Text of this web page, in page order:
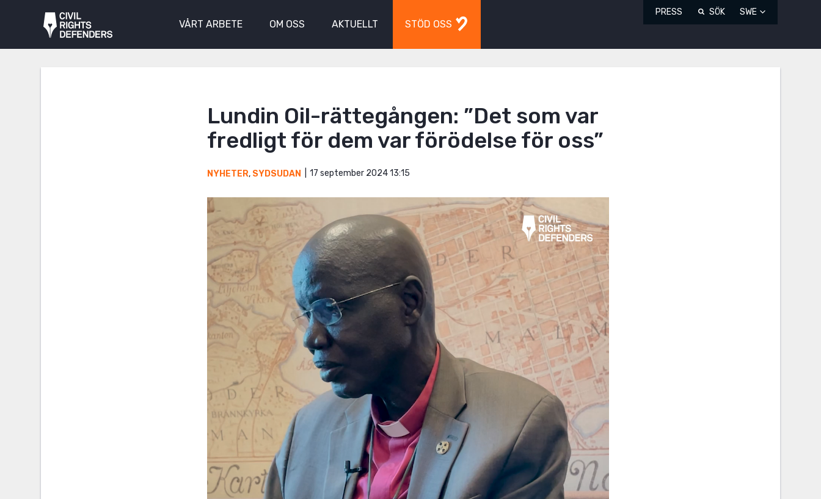
VÅRT ARBETE OM OSS AKTUELLT STÖD OSS
PRESS SÖK SWE
Lundin Oil-rättegången: ”Det som var
fredligt för dem var förödelse för oss”
NYHETER, SYDSUDAN 17 september 2024 13:15